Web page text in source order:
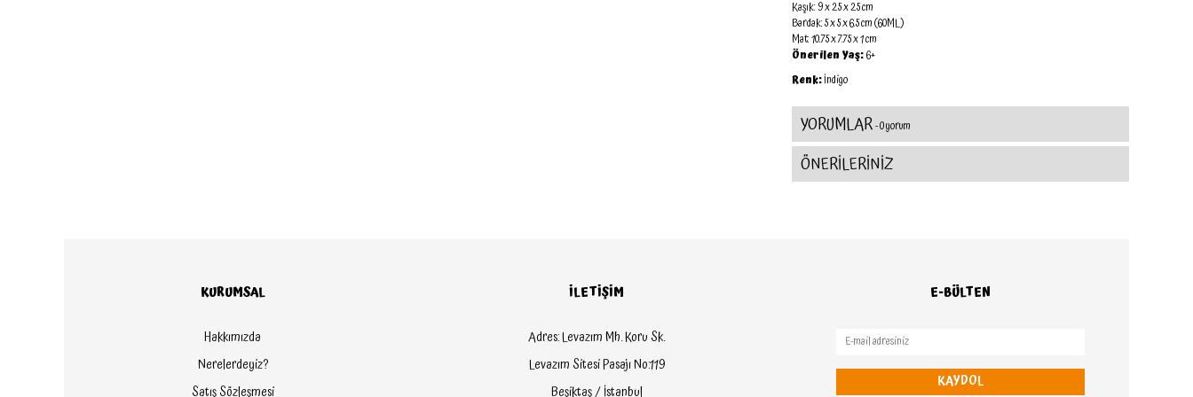
Kaşık: 9 x 2.5 x 2.5 cm
Bardak: 5 x 5 x 6.5 cm (60ML)
Mat: 10.75 x 7.75 x 1 cm
Önerilen Yaş:6+
Renk:İndigo
YORUMLAR- 0 yorum
ÖNERİLERİNİZ
KURUMSAL
Hakkımızda
Nerelerdeyiz?
Satış Sözleşmesi
İLETİŞİM
Adres: Levazım Mh. Koru Sk.
Levazım Sitesi Pasajı No:119
Beşiktaş / İstanbul
E-BÜLTEN
KAYDOL